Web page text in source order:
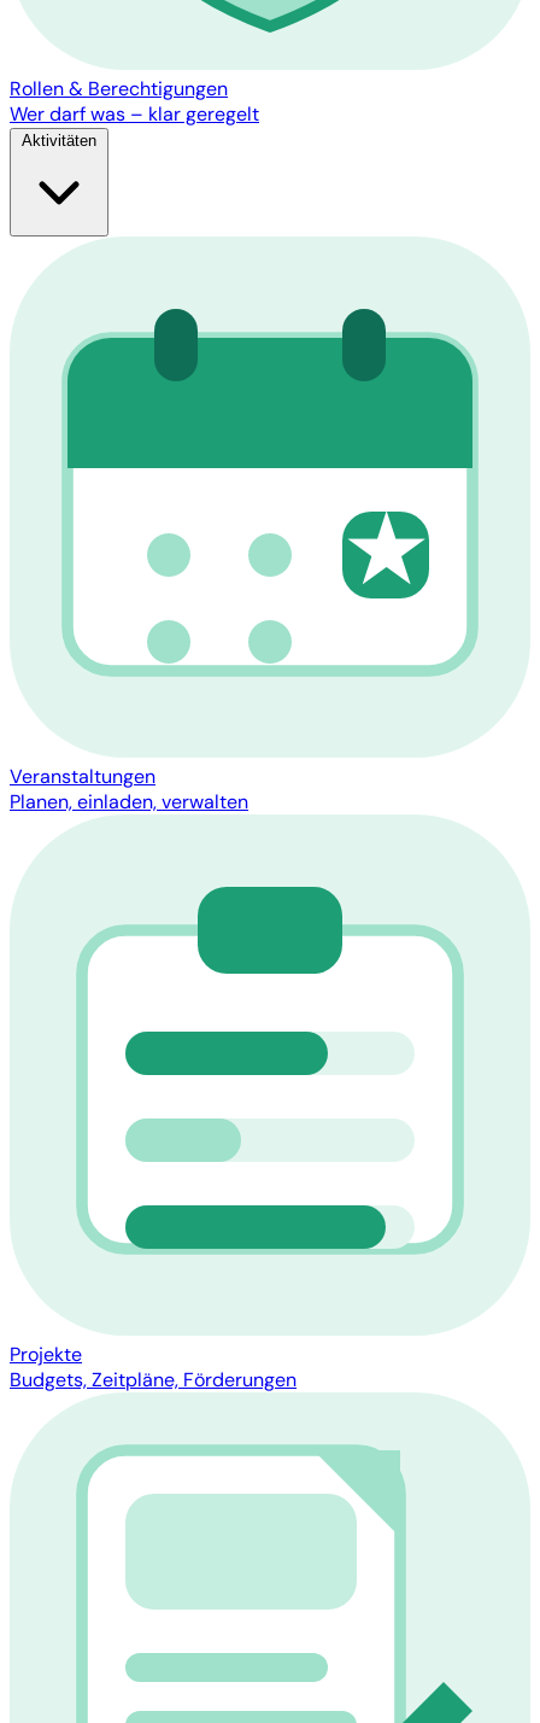
Rollen & Berechtigungen
Wer darf was – klar geregelt
Aktivitäten
★
Veranstaltungen
Planen, einladen, verwalten
Projekte
Budgets, Zeitpläne, Förderungen